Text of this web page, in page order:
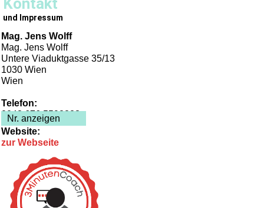
Kontakt
und Impressum
Mag. Jens Wolff
Mag. Jens Wolff
Untere Viaduktgasse 35/13
1030 Wien
Wien
Telefon:
0043 676 5592223
Nr. anzeigen
Website:
zur Webseite